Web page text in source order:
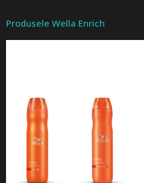
Produsele Wella Enrich